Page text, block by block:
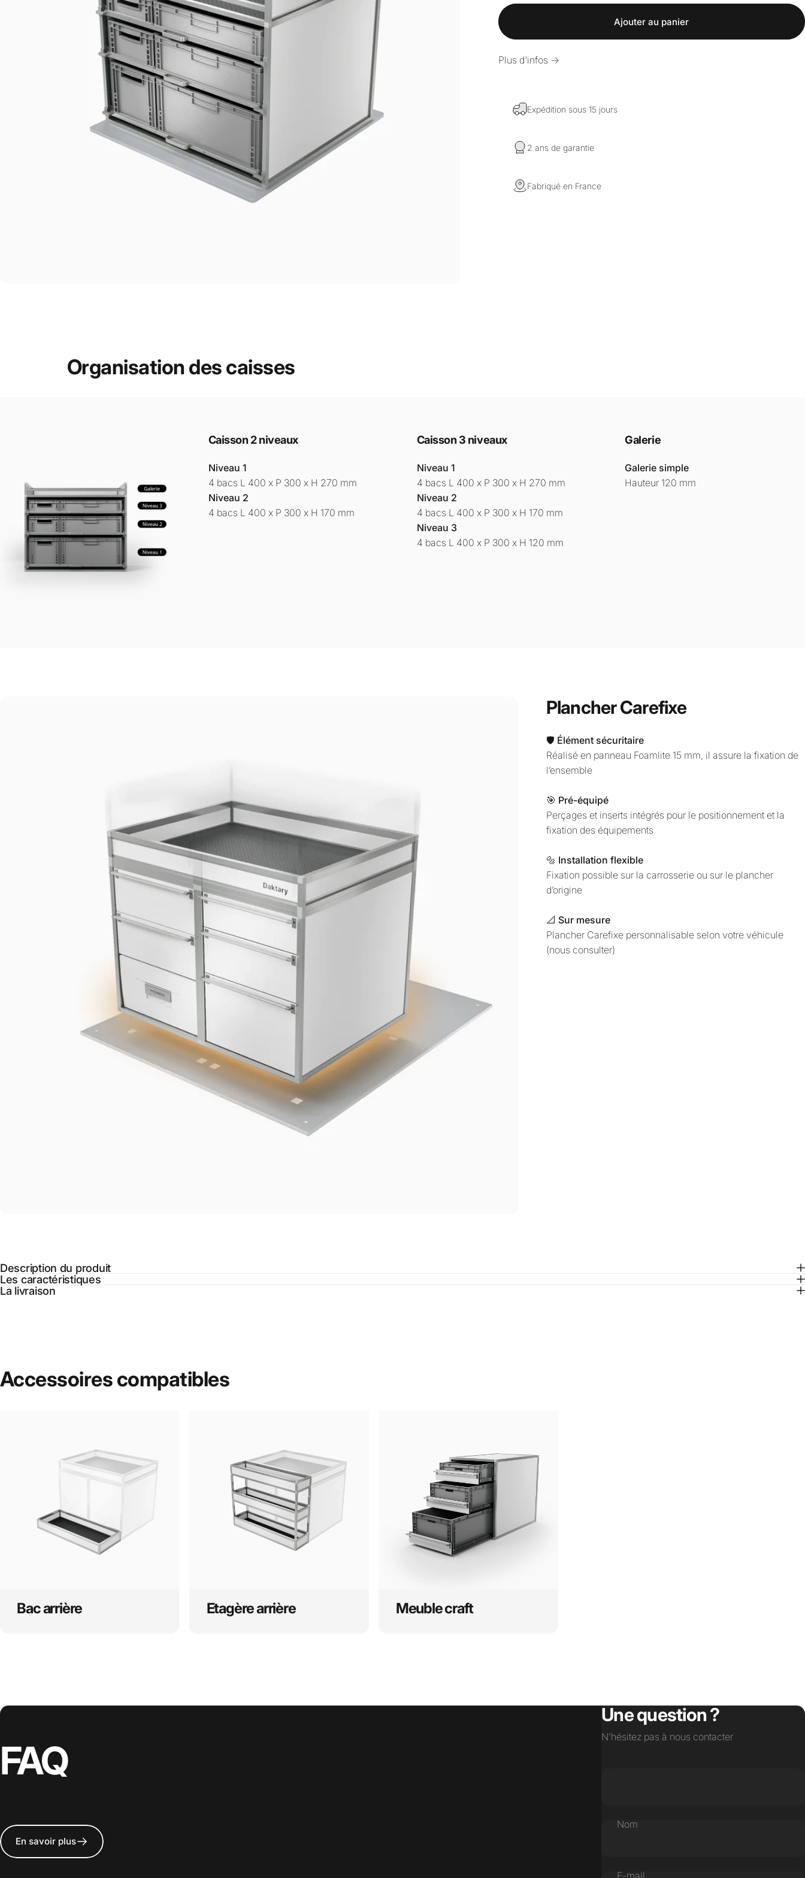
Ajouter au panier
Plus d'infos ->
Expédition sous 15 jours
2 ans de garantie
Fabriqué en France
Organisationdescaisses
Caisson 2 niveaux
Niveau 1
4 bacs L 400 x P 300 x H 270 mm
Niveau 2
4 bacs L 400 x P 300 x H 170 mm
Caisson 3 niveaux
Niveau 1
4 bacs L 400 x P 300 x H 270 mm
Niveau 2
4 bacs L 400 x P 300 x H 170 mm
Niveau 3
4 bacs L 400 x P 300 x H 120 mm
Galerie
Galerie simple
Hauteur 120 mm
Plancher Carefixe
🛡️ Élément sécuritaire
Réalisé en panneau Foamlite 15 mm, il assure la fixation de
l’ensemble
🎯 Pré-équipé
Perçages et inserts intégrés pour le positionnement et la
fixation des équipements
🔩 Installation flexible
Fixation possible sur la carrosserie ou sur le plancher
d’origine
📐 Sur mesure
Plancher Carefixe personnalisable selon votre véhicule
(nous consulter)
Description du produit
Les caractéristiques
La livraison
Accessoirescompatibles
Bac arrière Etagère arrière Meuble craft
FAQ
En savoir plus
Une question ?
N'hésitez pas à nous contacter
Nom
E-mail